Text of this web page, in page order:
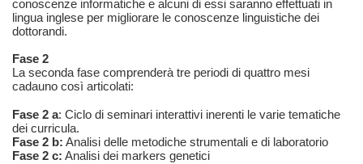
conoscenze informatiche e alcuni di essi saranno effettuati in
lingua inglese per migliorare le conoscenze linguistiche dei
dottorandi.
Fase 2
La seconda fase comprenderà tre periodi di quattro mesi
cadauno così articolati:
Fase 2 a: Ciclo di seminari interattivi inerenti le varie tematiche
dei curricula.
Fase 2 b: Analisi delle metodiche strumentali e di laboratorio
Fase 2 c: Analisi dei markers genetici